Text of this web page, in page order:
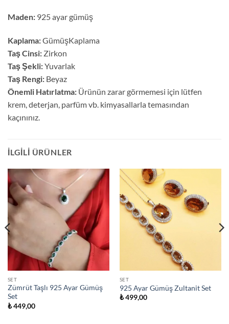
Maden: 925 ayar gümüş
Kaplama:GümüşKaplama
Taş Cinsi: Zirkon
Taş Şekli:Yuvarlak
Taş Rengi: Beyaz
Önemli Hatırlatma: Ürünün zarar görmemesi için lütfen
krem, deterjan, parfüm vb. kimyasallarla temasından
kaçınınız.
İLGILI ÜRÜNLER
SET
Zümrüt Taşlı 925 Ayar Gümüş
Set
₺449,00
SET
925 Ayar Gümüş Zultanit Set
₺499,00